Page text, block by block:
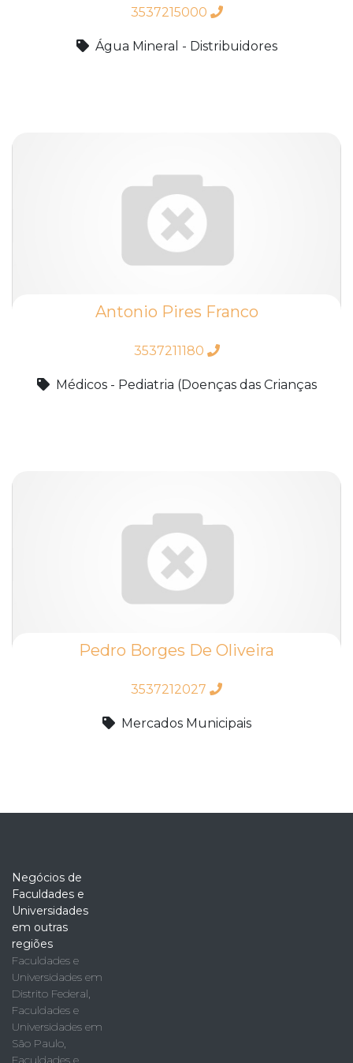
3537215000
Água Mineral - Distribuidores
Antonio Pires Franco
3537211180
Médicos - Pediatria (Doenças das Crianças
Pedro Borges De Oliveira
3537212027
Mercados Municipais
Negócios de
Faculdades e
Universidades
em outras
regiões
Faculdades e
Universidades em
Distrito Federal,
Faculdades e
Universidades em
São Paulo,
Faculdades e